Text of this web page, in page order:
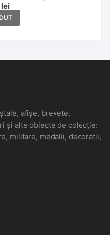
lei
afișe, brevete,
și alte obiecte de colecție:
militare, medalii, decorații,